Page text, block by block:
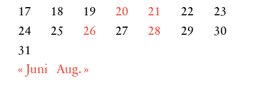
17
18 19 20 21 22
23
24
25 26 27 28 29
30
31
« Juni
Aug. »